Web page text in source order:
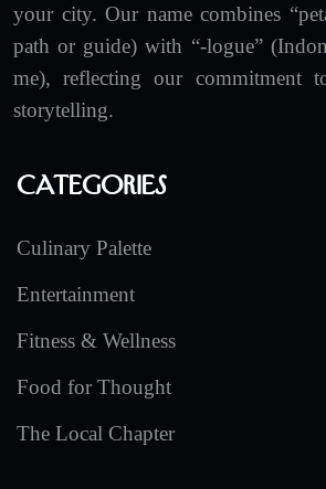
your city. Our name combines
path or guide) with “-logue”
me), reflecting our commitment
storytelling.
Categories
Culinary Palette
Entertainment
Fitness & Wellness
Food for Thought
The Local Chapter